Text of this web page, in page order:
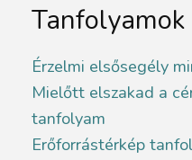
Tanfolyamok
Érzelmi elsősegély
Mielőtt elszakad a
tanfolyam
Erőforrástérkép